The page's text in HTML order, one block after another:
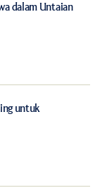
dalam Untaian
untuk